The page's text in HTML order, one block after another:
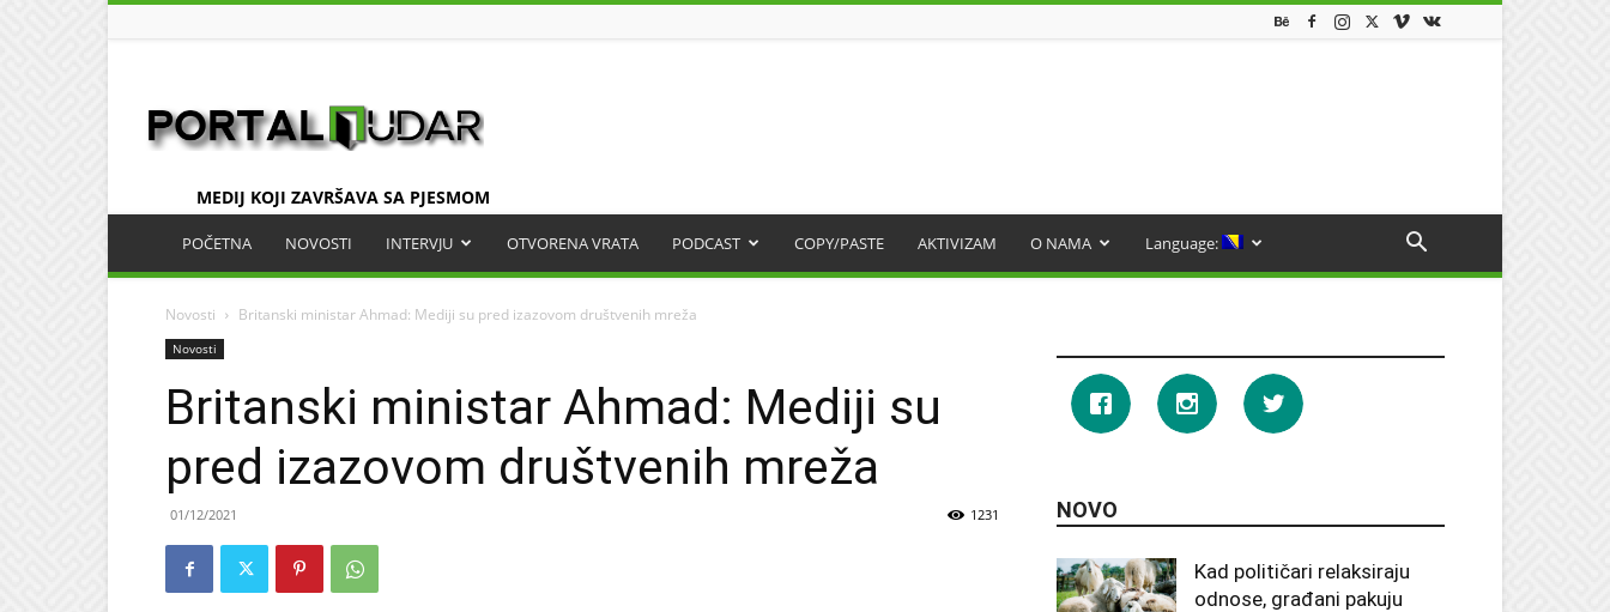
MEDIJ KOJI ZAVRŠAVA SA PJESMOM
POČETNA NOVOSTI INTERVJU OTVORENA VRATA PODCAST COPY/PASTE AKTIVIZAM O NAMA Language:
Novosti Britanski ministar Ahmad: Mediji su pred izazovom društvenih mreža
Novosti
Britanski ministar Ahmad: Mediji su
pred izazovom društvenih mreža
01/12/2021 1231 NOVO
Kad političari relaksiraju
odnose, građani pakuju